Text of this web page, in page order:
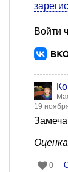
Войти
19
0